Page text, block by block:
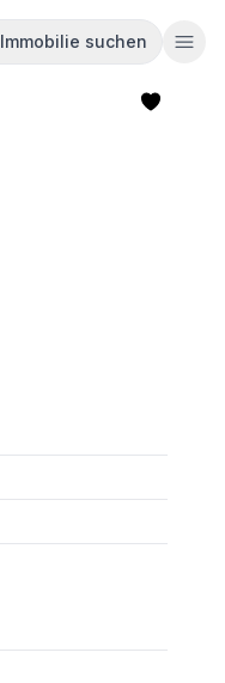
Immobilie suchen